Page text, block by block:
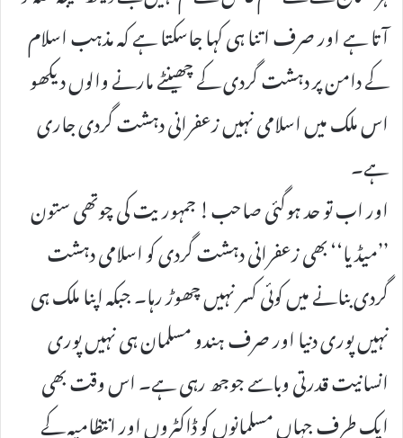
آتا ہے اور صرف اتنا ہی کہا جاسکتا ہے کہ مذہب اسلام
کے دامن پر دہشت گردی کے چھینٹے مارنے والوں دیکھو
اس ملک میں اسلامی نہیں زعفرانی دہشت گردی جاری
ہے۔
اور اب تو حد ہوگئی صاحب! جمہوریت کی چوتھی ستون
’’میڈیا‘‘ بھی زعفرانی دہشت گردی کو اسلامی دہشت
گردی بنانے میں کوئی کسر نہیں چھوڑ رہا۔ جبکہ اپنا ملک ہی
نہیں پوری دنیا اور صرف ہندو مسلمان ہی نہیں پوری
انسانیت قدرتی وباسے جوجھ رہی ہے۔ اس وقت بھی
ایک طرف جہاں مسلمانوں کو ڈاکٹروں اور انتظامیہ کے